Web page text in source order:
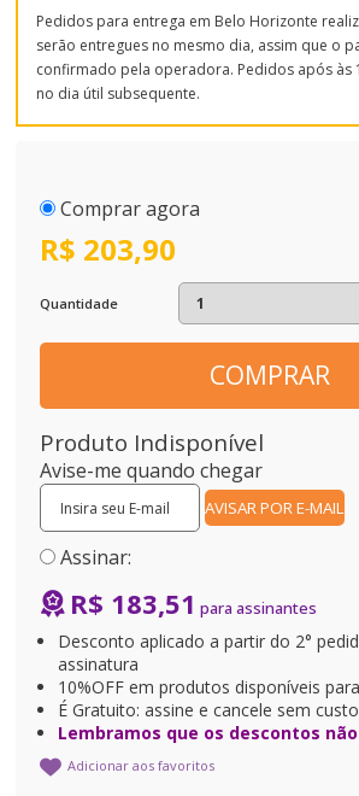
Pedidos para entrega em Belo Horizonte
serão entregues no mesmo dia, assim que o
confirmado pela operadora. Pedidos após às
no dia útil subsequente.
Comprar agora
R$ 203,90
Quantidade
COMPRAR
Produto Indisponível
Avise-me quando chegar
Assinar:
R$ 183,51
Desconto aplicado a partir do 2°
assinatura
10%OFF em produtos disponíveis
É Gratuito: assine e cancele sem custo
Lembramos que os descontos
Adicionar aos favoritos